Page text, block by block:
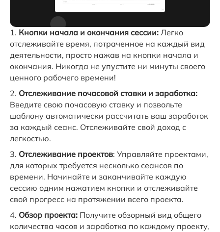
Кнопки начала и окончания сессии: Легко
отслеживайте время, потраченное на каждый вид
деятельности, просто нажав на кнопки начала и
окончания. Никогда не упустите ни минуты своего
ценного рабочего времени!
Отслеживание почасовой ставки и заработка:
Введите свою почасовую ставку и позвольте
шаблону автоматически рассчитать ваш заработок
за каждый сеанс. Отслеживайте свой доход с
легкостью.
Отслеживание проектов: Управляйте проектами,
для которых требуется несколько сеансов по
времени. Начинайте и заканчивайте каждую
сессию одним нажатием кнопки и отслеживайте
свой прогресс на протяжении всего проекта.
Обзор проекта: Получите обзорный вид общего
количества часов и заработка по каждому проекту,